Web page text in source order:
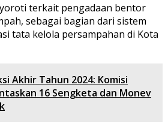
terkait pengadaan bentor
sebagai bagian dari sistem
tata kelola persampahan di Kota
Akhir Tahun 2024: Komisi
16 Sengketa dan Monev